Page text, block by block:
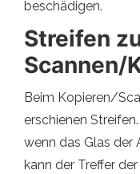
beschädigen.
Streifen
Scannen/
Beim Kopieren/
erschienen
wenn das Glas der
kann der Treffer